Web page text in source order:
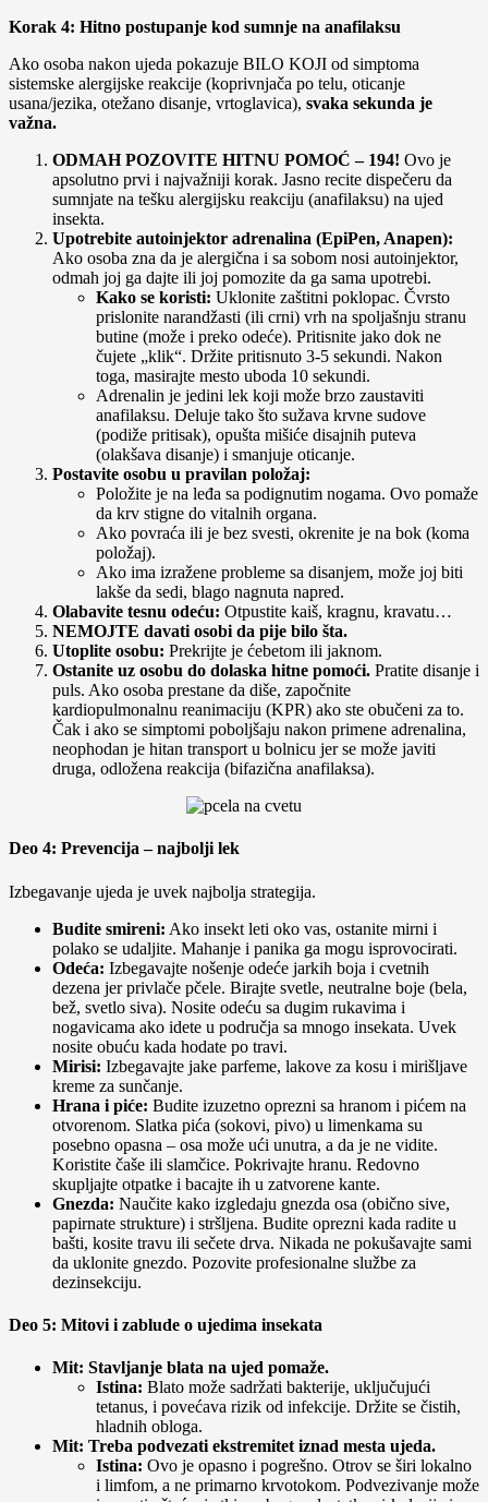
Korak 4: Hitno postupanje kod sumnje na anafilaksu
Ako osoba nakon ujeda pokazuje BILO KOJI od simptoma
sistemske alergijske reakcije (koprivnjača po telu, oticanje
usana/jezika, otežano disanje, vrtoglavica), svaka sekunda je
važna.
ODMAH POZOVITE HITNU POMOĆ – 194! Ovo je
apsolutno prvi i najvažniji korak. Jasno recite dispečeru da
sumnjate na tešku alergijsku reakciju (anafilaksu) na ujed
insekta.
Upotrebite autoinjektor adrenalina (EpiPen, Anapen):
Ako osoba zna da je alergična i sa sobom nosi autoinjektor,
odmah joj ga dajte ili joj pomozite da ga sama upotrebi.
Kako se koristi: Uklonite zaštitni poklopac. Čvrsto
prislonite narandžasti (ili crni) vrh na spoljašnju stranu
butine (može i preko odeće). Pritisnite jako dok ne
čujete „klik“. Držite pritisnuto 3-5 sekundi. Nakon
toga, masirajte mesto uboda 10 sekundi.
Adrenalin je jedini lek koji može brzo zaustaviti
anafilaksu. Deluje tako što sužava krvne sudove
(podiže pritisak), opušta mišiće disajnih puteva
(olakšava disanje) i smanjuje oticanje.
Postavite osobu u pravilan položaj:
Položite je na leđa sa podignutim nogama. Ovo pomaže
da krv stigne do vitalnih organa.
Ako povraća ili je bez svesti, okrenite je na bok (koma
položaj).
Ako ima izražene probleme sa disanjem, može joj biti
lakše da sedi, blago nagnuta napred.
Olabavite tesnu odeću: Otpustite kaiš, kragnu, kravatu…
NEMOJTE davati osobi da pije bilo šta.
Utoplite osobu: Prekrijte je ćebetom ili jaknom.
Ostanite uz osobu do dolaska hitne pomoći. Pratite disanje i
puls. Ako osoba prestane da diše, započnite
kardiopulmonalnu reanimaciju (KPR) ako ste obučeni za to.
Čak i ako se simptomi poboljšaju nakon primene adrenalina,
neophodan je hitan transport u bolnicu jer se može javiti
druga, odložena reakcija (bifazična anafilaksa).
Deo 4: Prevencija – najbolji lek
Izbegavanje ujeda je uvek najbolja strategija.
Budite smireni: Ako insekt leti oko vas, ostanite mirni i
polako se udaljite. Mahanje i panika ga mogu isprovocirati.
Odeća: Izbegavajte nošenje odeće jarkih boja i cvetnih
dezena jer privlače pčele. Birajte svetle, neutralne boje (bela,
bež, svetlo siva). Nosite odeću sa dugim rukavima i
nogavicama ako idete u područja sa mnogo insekata. Uvek
nosite obuću kada hodate po travi.
Mirisi: Izbegavajte jake parfeme, lakove za kosu i mirišljave
kreme za sunčanje.
Hrana i piće: Budite izuzetno oprezni sa hranom i pićem na
otvorenom. Slatka pića (sokovi, pivo) u limenkama su
posebno opasna – osa može ući unutra, a da je ne vidite.
Koristite čaše ili slamčice. Pokrivajte hranu. Redovno
skupljajte otpatke i bacajte ih u zatvorene kante.
Gnezda: Naučite kako izgledaju gnezda osa (obično sive,
papirnate strukture) i stršljena. Budite oprezni kada radite u
bašti, kosite travu ili sečete drva. Nikada ne pokušavajte sami
da uklonite gnezdo. Pozovite profesionalne službe za
dezinsekciju.
Deo 5: Mitovi i zablude o ujedima insekata
Mit: Stavljanje blata na ujed pomaže.
Istina: Blato može sadržati bakterije, uključujući
tetanus, i povećava rizik od infekcije. Držite se čistih,
hladnih obloga.
Mit: Treba podvezati ekstremitet iznad mesta ujeda.
Istina: Ovo je opasno i pogrešno. Otrov se širi lokalno
i limfom, a ne primarno krvotokom. Podvezivanje može